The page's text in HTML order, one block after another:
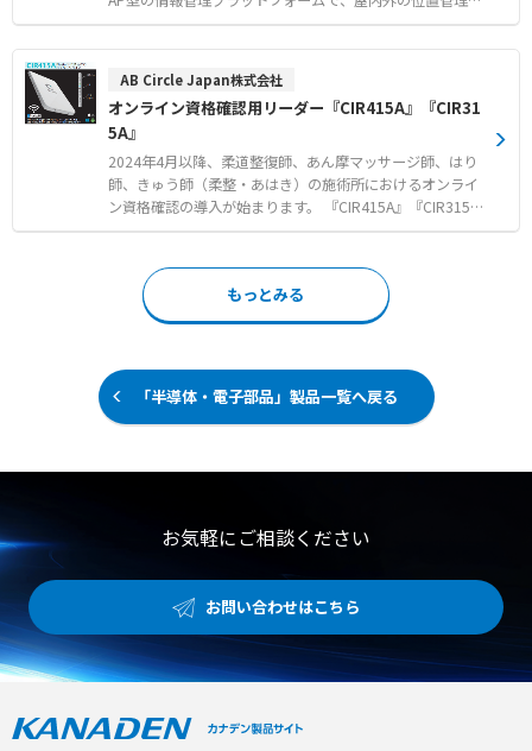
耐性とIP65/IP67適合の優れた堅牢性 ● Wi-Fi 6内蔵による
容易なデバイス管理と柔軟な接続性 【用途・事例】 ● 物
● 製造現場での仕掛品（WIP）追跡や原材料の棚卸 ● 資
産追跡やアイテムの位置確認による業務効率化
可能なソリューションもご用意しております。 ●モノや人
にカルテを登録可能 企業で管理するモノ・人をひとつの
署ごと管理で「ファイルどこいった」がなくなります。 ●
図面やマップに紐付けがが可能 マップに図面がダイレク
トで配置でき、モノや人を紐付けすることができます。場
所や人に紐付けられるので、「あれどこいった」がなくな
ります。 ●電源がないモノも屋内外で位置管理可能 マ
ップの機能に位置管理オプションでソーラーパワービーコ
ンやスキャナ・ゲートウェイなどを設置・設定することで
らないメンテナンスフリーな位置管理ができるため導入後
も手間がかかりません。
AB Circle Japan株式会社
オンライン資格確認用リーダー『CIR415A』『CIR31
5A』
2024年4月以降、柔道整復師、あん摩マッサージ師、はり
師、きゅう師（柔整・あはき）の施術所におけるオンライ
ン資格確認の導入が始まります。 『CIR415A』『CIR315
A』 は、動作確認済み「オンライン資格確認用ICカードリ
ドリーダーにてマイナンバーカードを読み取り保険資格を
確認します。 モバイル端末機の導入支援の補助金がござい
ます（4.1万円を上限に実費補助）。 『CIR415A』『CIR31
もっとみる
「半導体・電子部品」製品一覧へ戻る
お気軽にご相談ください
お問い合わせはこちら